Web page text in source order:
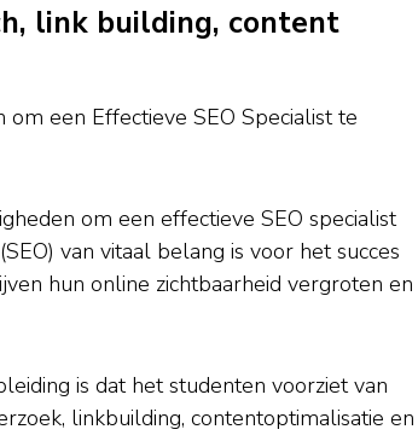
link building, content
om een Effectieve SEO Specialist te
om een effectieve SEO specialist
van vitaal belang is voor het succes
hun online zichtbaarheid vergroten en
is dat het studenten voorziet van
linkbuilding, contentoptimalisatie en